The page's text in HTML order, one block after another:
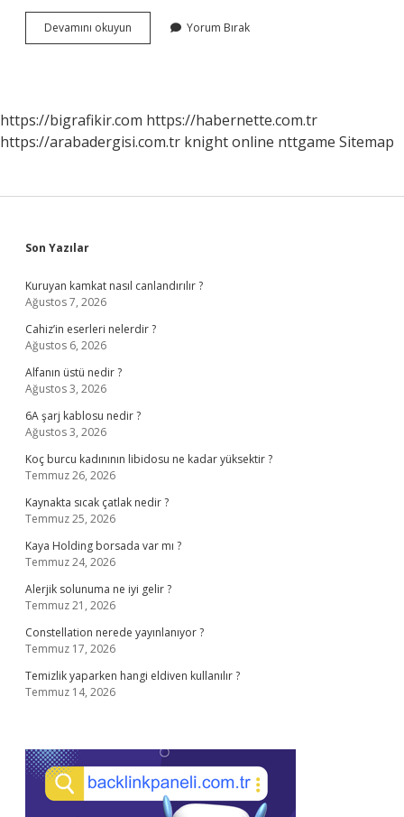
Devamını okuyun
Okulda
Yorum Bırak
https://bigrafikir.com https://habernette.com.tr
https://arabadergisi.com.tr knight online nttgame Sitemap
Sidebar
Son Yazılar
Kuruyan kamkat nasıl canlandırılır ?
Ağustos 7, 2026
Cahiz’in eserleri nelerdir ?
Ağustos 6, 2026
Alfanın üstü nedir ?
Ağustos 3, 2026
6A şarj kablosu nedir ?
Ağustos 3, 2026
Koç burcu kadınının libidosu ne kadar yüksektir ?
Temmuz 26, 2026
Kaynakta sıcak çatlak nedir ?
Temmuz 25, 2026
Kaya Holding borsada var mı ?
Temmuz 24, 2026
Alerjik solunuma ne iyi gelir ?
Temmuz 21, 2026
Constellation nerede yayınlanıyor ?
Temmuz 17, 2026
Temizlik yaparken hangi eldiven kullanılır ?
Temmuz 14, 2026